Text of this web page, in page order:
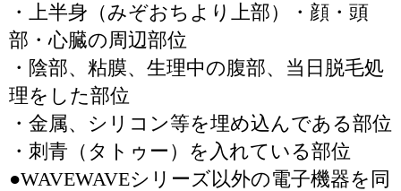
・上半身（みぞおちより上部）・顔・頭
部・心臓の周辺部位
・陰部、粘膜、生理中の腹部、当日脱毛処
理をした部位
・金属、シリコン等を埋め込んである部位
・刺青（タトゥー）を入れている部位
●WAVEWAVEシリーズ以外の電子機器を同